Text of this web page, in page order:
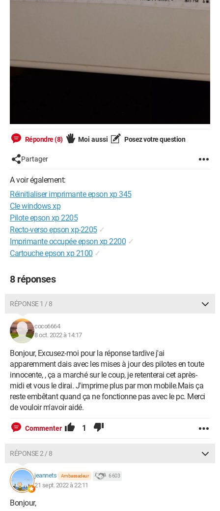
Répondre (8) Moi aussi Posez votre question
Partager
A voir également:
Réinitialiser imprimante epson xp 345
Cle windows xp
Pilote epson xp 2205
Recto-verso epson xp-2205 ✓
Imprimante occupée epson xp 2200 ✓
Cartouche epson xp 2100 ✓
8 réponses
RÉPONSE 1 / 8
coco6664
8 oct. 2022 à 14:17
Bonjour, Excusez-moi pour la réponse tardive j'ai
apparemment dais avec les mises à jour des pilotes en toute
innocente, , ça a marché sur le coup, je retenterai cet après-
midi et vous le dirai. J'imprime plus par mon mobile.Mais ça
reste embêtant quand ça ne fonctionne pas avec le pc. Merci
de vouloir m'avoir aidé.
Commenter 1
RÉPONSE 2 / 8
jeannets Ambassadeur 6 603
21 sept. 2022 à 22:11
Bonjour,